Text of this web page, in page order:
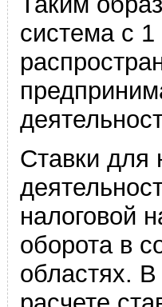
система с 1
Ставки для
налоговой
оборота в
областях. В